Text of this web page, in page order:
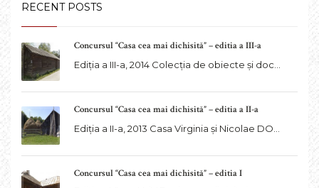
RECENT POSTS
Concursul “Casa cea mai dichisită” – editia a III-a
Ediția a III-a, 2014 Colecția de obiecte și doc...
Concursul “Casa cea mai dichisită” – editia a II-a
Ediția a II-a, 2013 Casa Virginia și Nicolae DO...
Concursul “Casa cea mai dichisită” – editia I